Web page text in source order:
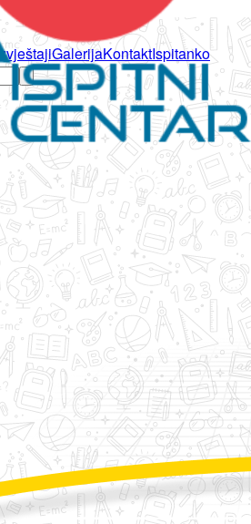
IzvještajiGalerijaKontaktIspitanko